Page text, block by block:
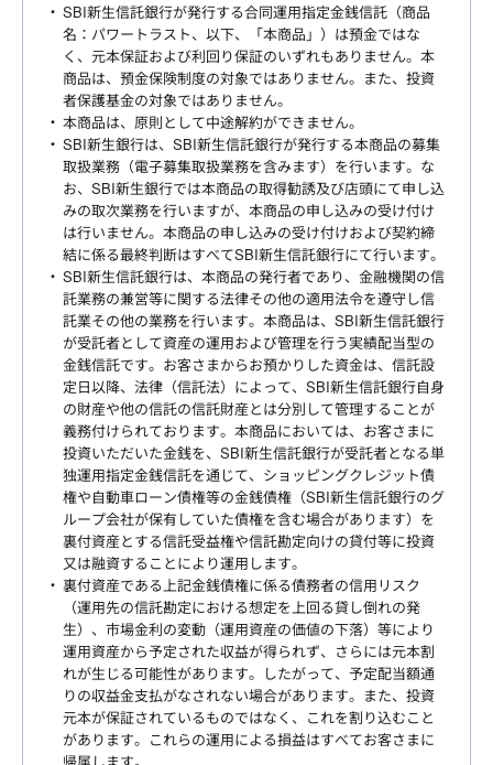
SBI新生信託銀行が発行する合同運用指定金銭信託（商品
名：パワートラスト、以下、「本商品」）は預金ではな
く、元本保証および利回り保証のいずれもありません。本
商品は、預金保険制度の対象ではありません。また、投資
者保護基金の対象ではありません。
本商品は、原則として中途解約ができません。
SBI新生銀行は、SBI新生信託銀行が発行する本商品の募集
取扱業務（電子募集取扱業務を含みます）を行います。な
お、SBI新生銀行では本商品の取得勧誘及び店頭にて申し込
みの取次業務を行いますが、本商品の申し込みの受け付け
は行いません。本商品の申し込みの受け付けおよび契約締
結に係る最終判断はすべてSBI新生信託銀行にて行います。
SBI新生信託銀行は、本商品の発行者であり、金融機関の信
託業務の兼営等に関する法律その他の適用法令を遵守し信
託業その他の業務を行います。本商品は、SBI新生信託銀行
が受託者として資産の運用および管理を行う実績配当型の
金銭信託です。お客さまからお預かりした資金は、信託設
定日以降、法律（信託法）によって、SBI新生信託銀行自身
の財産や他の信託の信託財産とは分別して管理することが
義務付けられております。本商品においては、お客さまに
投資いただいた金銭を、SBI新生信託銀行が受託者となる単
独運用指定金銭信託を通じて、ショッピングクレジット債
権や自動車ローン債権等の金銭債権（SBI新生信託銀行のグ
ループ会社が保有していた債権を含む場合があります）を
裏付資産とする信託受益権や信託勘定向けの貸付等に投資
又は融資することにより運用します。
裏付資産である上記金銭債権に係る債務者の信用リスク
（運用先の信託勘定における想定を上回る貸し倒れの発
生）、市場金利の変動（運用資産の価値の下落）等により
運用資産から予定された収益が得られず、さらには元本割
れが生じる可能性があります。したがって、予定配当額通
りの収益金支払がなされない場合があります。また、投資
元本が保証されているものではなく、これを割り込むこと
があります。これらの運用による損益はすべてお客さまに